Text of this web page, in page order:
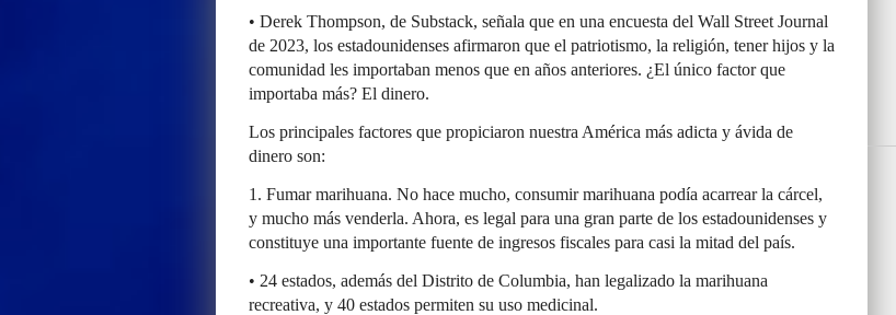
• Derek Thompson, de Substack, señala que en una encuesta del Wall Street Journal
de 2023, los estadounidenses afirmaron que el patriotismo, la religión, tener hijos y la
comunidad les importaban menos que en años anteriores. ¿El único factor que
importaba más? El dinero.
Los principales factores que propiciaron nuestra América más adicta y ávida de
dinero son:
1. Fumar marihuana. No hace mucho, consumir marihuana podía acarrear la cárcel,
y mucho más venderla. Ahora, es legal para una gran parte de los estadounidenses y
constituye una importante fuente de ingresos fiscales para casi la mitad del país.
• 24 estados, además del Distrito de Columbia, han legalizado la marihuana
recreativa, y 40 estados permiten su uso medicinal.